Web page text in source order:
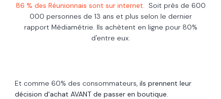
86 % des Réunionnais sont sur internet. Soit près de 600
000 personnes de 13 ans et plus selon le dernier
rapport Médiamétrie. Ils achètent en ligne pour 80%
d'entre eux.
Et comme 60% des consommateurs, ils prennent leur
décision d'achat AVANT de passer en boutique.